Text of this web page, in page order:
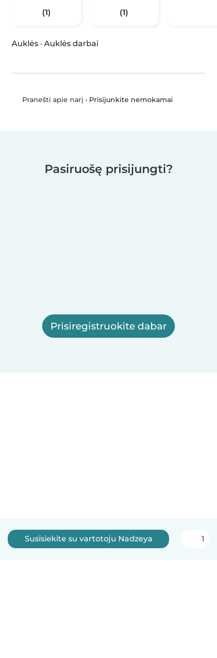
(1) (1)
Auklės · Auklės darbai
Pranešti apie narį • Prisijunkite nemokamai
Pasiruošę prisijungti?
Prisiregistruokite dabar
Susisiekite su vartotoju Nadzeya 1